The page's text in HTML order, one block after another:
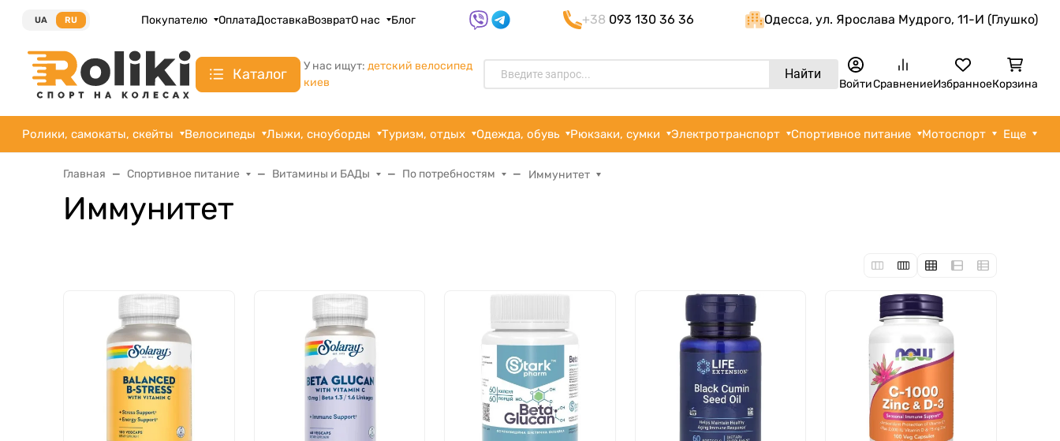
UA RU Покупателю ОплатаДоставкаВозвратО нас Блог +38 093 130 36 36 Одеcса, ул. Ярослава Мудрого, 11-И (Глушко)
Каталог У нас ищут: детский велосипед
киев
Найти
ВойтиСравнениеИзбранноеКорзина
Ролики, самокаты, скейты Велосипеды Лыжи, сноуборды Туризм, отдых Одежда, обувь Рюкзаки, сумки Электротранспорт Спортивное питание Мотоспорт Еще
Главная Спортивное питание Витамины и БАДы По потребностям Иммунитет
Иммунитет